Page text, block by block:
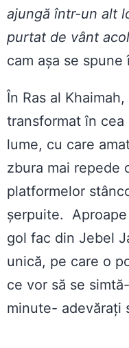
ajungă într-un alt
purtat de vânt
cam așa se spune
În Ras al
transformat în
lume, cu care
zbura mai repede
platformelor
șerpuite.
gol fac din Jebel
unică, pe care o
ce vor să se
minute- adevărați